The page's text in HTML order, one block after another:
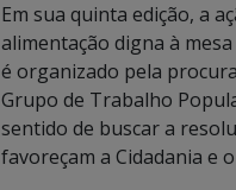
Em sua quinta edição, a
alimentação digna à
é organizado pela
Grupo de Trabalho
sentido de buscar a
favoreçam a Cidadania e